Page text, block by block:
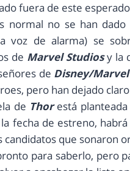
fuera de este
normal no se han dado
voz de alarma) se
de Marvel Studiosy la
de Disney/
pero han dejado
de Thorestá
fecha de estreno,
candidatos que sonaron
para saberlo, pero